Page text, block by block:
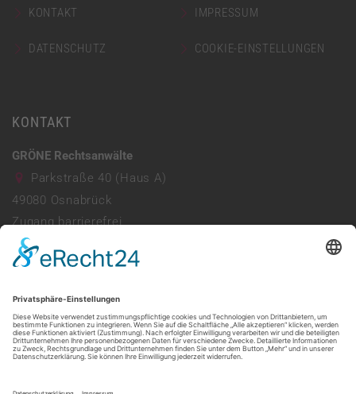
KONTAKT IMPRESSUM
DATENSCHUTZ COOKIE-EINSTELLUNGEN
KONTAKT
GRÖNE Rechtsanwälte
Parkstraße 40 (Haus A)
49080 Osnabrück
Zugang barrierefrei
Parkhaus vorhanden
Mo - Do: 08:00 - 13:00 & 14:00 - 17:30
Freitag: 08:00 - 13:30